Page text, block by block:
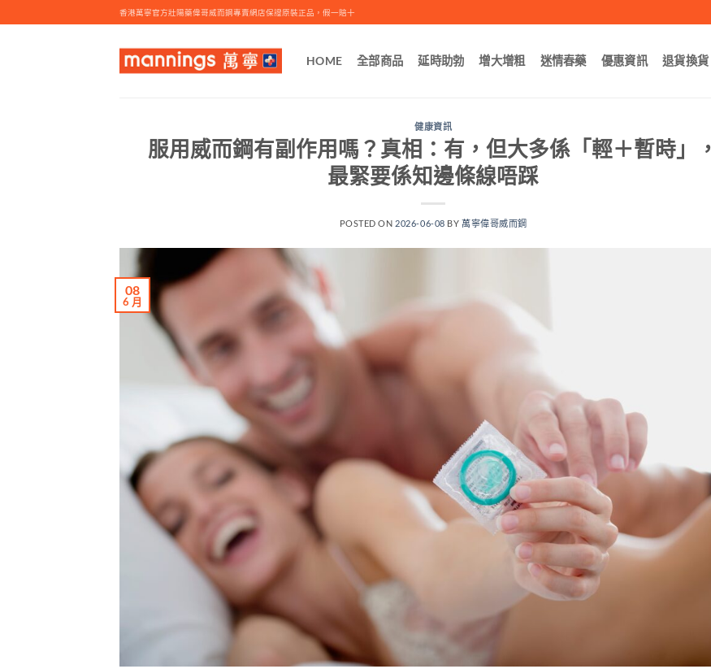
to
香港萬寧官方壯陽藥偉哥威而鋼專賣網店保證原裝正品，假一賠十
HOME 全部商品 延時助勃 增大增粗 迷情春藥 優惠資訊 退貨換貨
健康資訊
服用威而鋼有副作用嗎？真相：有，但大多係「輕＋暫時」，
最緊要係知邊條線唔踩
POSTED ON 2026-06-08 BY萬寧偉哥威而鋼
08
6 月